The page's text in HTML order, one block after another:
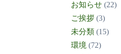
お知らせ(22)
ご挨拶(3)
未分類(15)
環境 (72)